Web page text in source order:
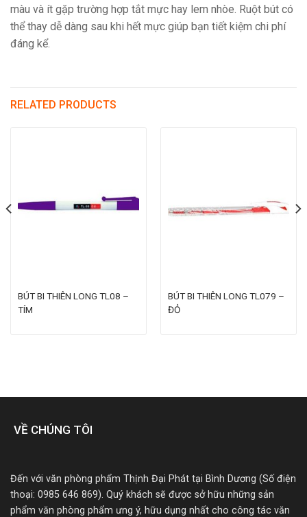
màu và ít gặp trường hợp tắt mực hay lem nhòe. Ruột bút có
thể thay dễ dàng sau khi hết mực giúp bạn tiết kiệm chi phí
đáng kể.
RELATED PRODUCTS
BÚT BI THIÊN LONG TL08 –
TÍM
BÚT BI THIÊN LONG TL079 –
ĐỎ
VỀ CHÚNG TÔI
Đến với văn phòng phẩm Thịnh Đại Phát tại Bình Dương (Số điện
thoại: 0985 646 869). Quý khách sẽ được sở hữu những sản
phẩm văn phòng phẩm ưng ý, hữu dụng nhất cho công tác văn